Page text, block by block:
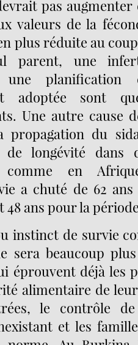
pas augmenter
valeurs de la
plus réduite au
parent, une
planification
adoptée sont
Une autre cause
propagation du
longévité dans
comme en
a chuté de 62
48 ans pour la
instinct de survie
sera beaucoup
éprouvent déjà les
alimentaire de
le contrôle
et les